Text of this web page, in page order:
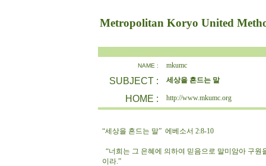
Metropolitan Koryo United
NAME : mkumc
SUBJECT : 세상을 흔드는 말
HOME : http://www.mkumc.org
“세상을 흔드는 말” 에베소서 2:8-10
“너희는 그 은혜에 의하여 믿음으로 말미암아 구
이라.”